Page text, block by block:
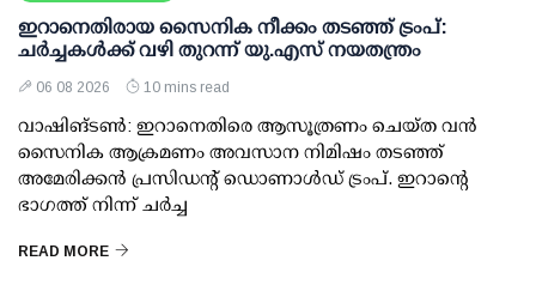
ഇറാനെതിരായ സൈനിക നീക്കം തടഞ്ഞ് ട്രംപ്:
ചര്‍ച്ചകള്‍ക്ക് വഴി തുറന്ന് യു.എസ് നയതന്ത്രം
06 08 2026 10 mins read
വാഷിങ്ടണ്‍: ഇറാനെതിരെ ആസൂത്രണം ചെയ്ത വന്‍
സൈനിക ആക്രമണം അവസാന നിമിഷം തടഞ്ഞ്
അമേരിക്കന്‍ പ്രസിഡന്റ് ഡൊണാള്‍ഡ് ട്രംപ്. ഇറാന്റെ
ഭാഗത്ത് നിന്ന് ചര്‍ച്ച
READ MORE